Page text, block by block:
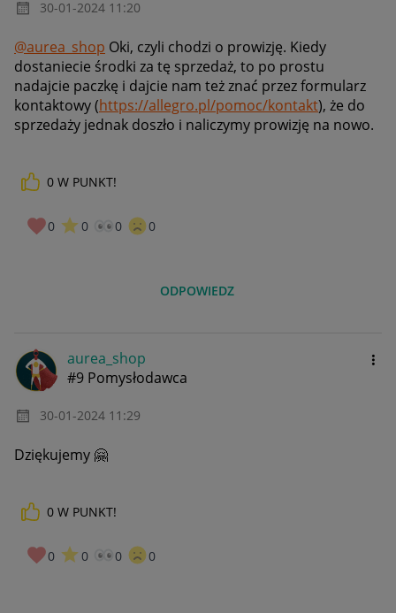
‎30-01-2024 11:20
@aurea_shop Oki, czyli chodzi o prowizję. Kiedy
dostaniecie środki za tę sprzedaż, to po prostu
nadajcie paczkę i dajcie nam też znać przez formularz
kontaktowy (https://allegro.pl/pomoc/kontakt), że do
sprzedaży jednak doszło i naliczymy prowizję na nowo.
0 W PUNKT!
0 0 0 0
ODPOWIEDZ
aurea_shop
#9 Pomysłodawca
‎30-01-2024 11:29
Dziękujemy 🤗
0 W PUNKT!
0 0 0 0